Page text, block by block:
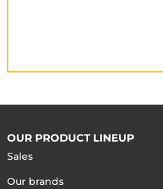
OUR PRODUCT LINEUP
Sales
Our brands